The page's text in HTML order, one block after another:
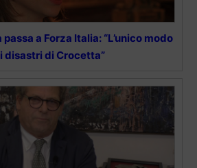
a Forza Italia: “L’unico modo
disastri di Crocetta”